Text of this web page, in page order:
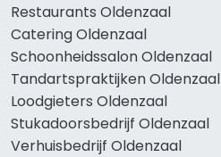
Restaurants Oldenzaal
Catering Oldenzaal
Schoonheidssalon Oldenzaal
Tandartspraktijken Oldenzaal
Loodgieters Oldenzaal
Stukadoorsbedrijf Oldenzaal
Verhuisbedrijf Oldenzaal